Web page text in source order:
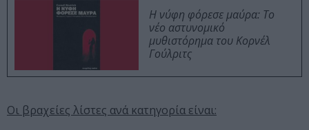
Η νύφη φόρεσε μαύρα: Το
νέο αστυνομικό
μυθιστόρημα του Κορνέλ
Γούλριτς
Οι βραχείες λίστες ανά κατηγορία είναι: